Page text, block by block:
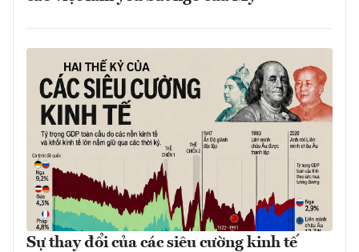
Sự thay đổi của các siêu cường kinh tế